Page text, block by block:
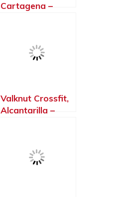
Cartagena –
Valknut Crossfit,
Alcantarilla –